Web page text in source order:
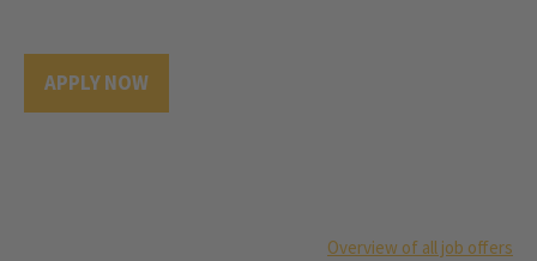
APPLY NOW
Overview of all job offers